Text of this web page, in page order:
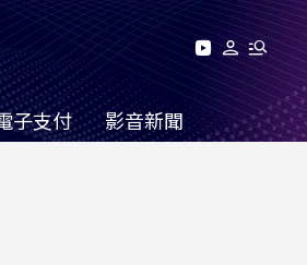
子支付 影音新聞